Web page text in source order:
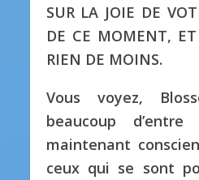
SUR LA JOIE DE
DE CE MOMENT,
RIEN DE MOINS.
Vous voyez,
beaucoup
maintenant
ceux qui se sont